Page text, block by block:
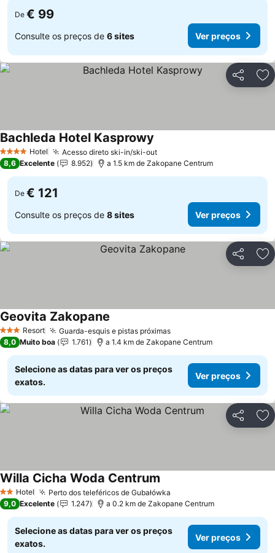
De € 99
Consulte os preços de 6 sites Ver preços
Partilhar
4 EstrelasHotel Acesso direto ski-in/ski-out
Bachleda Hotel Kasprowy
8,6 Excelente 8.952 a 1.5 km de Zakopane Centrum
De € 121
Consulte os preços de 8 sites Ver preços
Partilhar
3 EstrelasResort Guarda-esquis e pistas próximas
Geovita Zakopane
8,0 Muito boa 1.761 a 1.4 km de Zakopane Centrum
Selecione as datas para ver os preços
exatos.
Ver preços
Partilhar
2 Estrelas
Hotel Perto dos teleféricos de Gubałówka
Willa Cicha Woda Centrum
9,0 Excelente 1.247 a 0.2 km de Zakopane Centrum
Selecione as datas para ver os preços
exatos.
Ver preços